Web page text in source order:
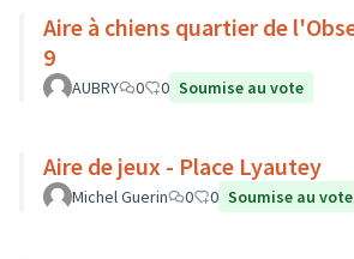
Aire à chiens quartier de l'Observance - Lyon
9
AUBRY 0 0 Soumise au vote
Aire de jeux - Place Lyautey
Michel Guerin 0 0 Soumise au vote